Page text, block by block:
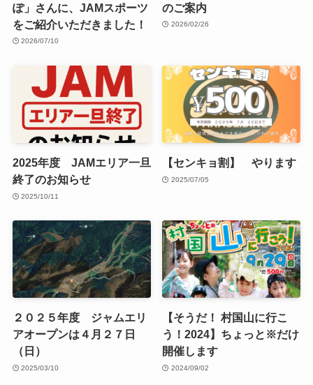
ぽ」さんに、JAMスポーツ
をご紹介いただきました！
2026/07/10
のご案内
2026/02/26
2025年度 JAMエリア一旦
終了のお知らせ
2025/10/11
【センキョ割】 やります
2025/07/05
２０２５年度 ジャムエリ
アオープンは４月２７日
（日）
2025/03/10
【そうだ！ 村国山に行こ
う！2024】ちょっと※だけ
開催します
2024/09/02